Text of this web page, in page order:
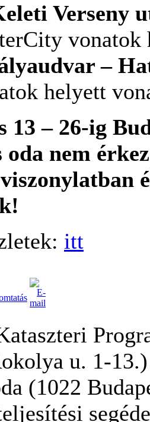
Verseny
–
helyett
13 – 26-ig
oda nem
itt
u. 1-
(1022